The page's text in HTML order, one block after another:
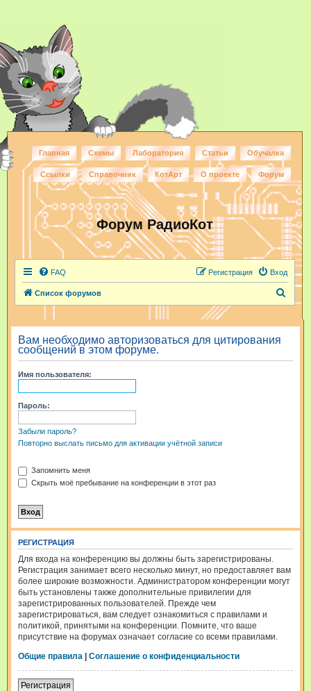
Главная Схемы Лаборатория Статьи Обучалка
Ссылки Справочник КотАрт О проекте Форум
Форум РадиоКот
FAQ Вход
Регистрация
Список форумов
и
к
Вам необходимо авторизоваться для цитирования
сообщений в этом форуме.
Имя пользователя:
Пароль:
Забыли пароль?
Повторно выслать письмо для активации учётной записи
Запомнить меня
Скрыть моё пребывание на конференции в этот раз
РЕГИСТРАЦИЯ
Для входа на конференцию вы должны быть зарегистрированы.
Регистрация занимает всего несколько минут, но предоставляет вам
более широкие возможности. Администратором конференции могут
быть установлены также дополнительные привилегии для
зарегистрированных пользователей. Прежде чем
зарегистрироваться, вам следует ознакомиться с правилами и
политикой, принятыми на конференции. Помните, что ваше
присутствие на форумах означает согласие со всеми правилами.
Общие правила | Соглашение о конфиденциальности
Регистрация